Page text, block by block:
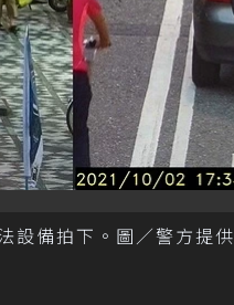
設備拍下。圖／警方提供